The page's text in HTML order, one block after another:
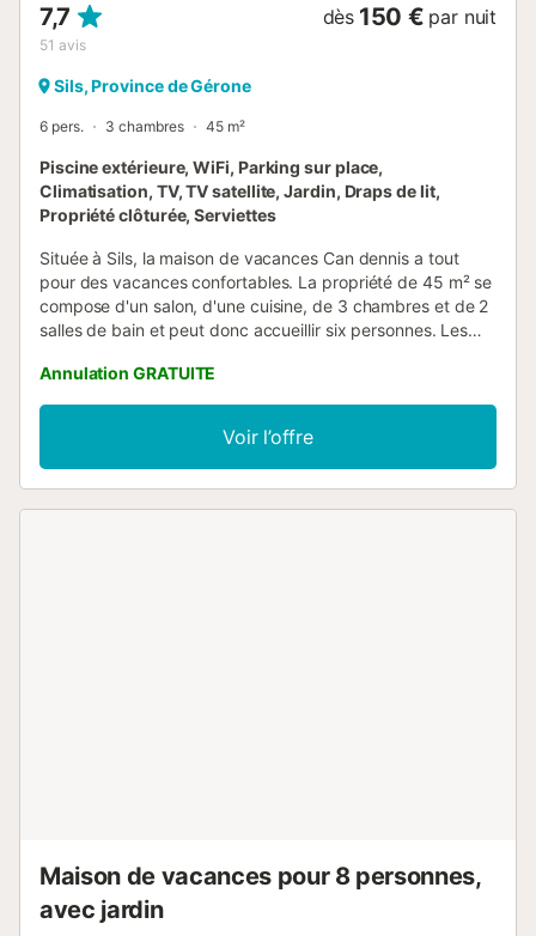
7,7
51 avis
dès 150 € par nuit
Sils, Province de Gérone
6 pers. 3 chambres 45 m²
Piscine extérieure, WiFi, Parking sur place,
Climatisation, TV, TV satellite, Jardin, Draps de lit,
Propriété clôturée, Serviettes
Située à Sils, la maison de vacances Can dennis a tout
pour des vacances confortables. La propriété de 45 m² se
compose d'un salon, d'une cuisine, de 3 chambres et de 2
salles de bain et peut donc accueillir six personnes. Les
débit (adapté aux appels vidéo), une télévision, la
climatisation, une machine à laver ainsi que des serviettes
de plage/piscine. Cette location de vacances offre un
espace extérieur privé avec une piscine clôturée, un jardin,
une terrasse, un barbecue et une douche extérieure. 3
Annulation GRATUITE
Voir l’offre
Maison de vacances pour 8 personnes,
avec jardin